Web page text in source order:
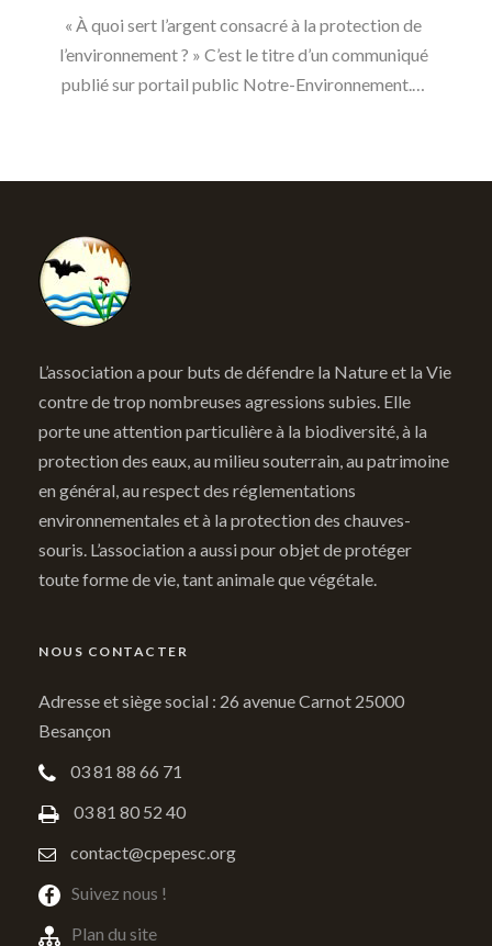
« À quoi sert l’argent consacré à la protection de
l’environnement ? » C’est le titre d’un communiqué
publié sur portail public Notre-Environnement.…
L’association a pour buts de défendre la Nature et la Vie
contre de trop nombreuses agressions subies. Elle
porte une attention particulière à la biodiversité, à la
protection des eaux, au milieu souterrain, au patrimoine
en général, au respect des réglementations
environnementales et à la protection des chauves-
souris. L’association a aussi pour objet de protéger
toute forme de vie, tant animale que végétale.
NOUS CONTACTER
Adresse et siège social : 26 avenue Carnot 25000
Besançon
03 81 88 66 71
03 81 80 52 40
contact@cpepesc.org
Suivez nous !
Plan du site